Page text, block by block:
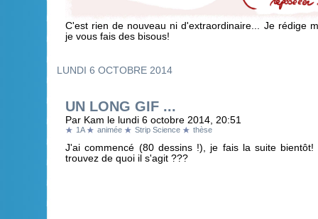
C'est rien de nouveau ni d'extraordinaire... Je rédige
je vous fais des bisous!
LUNDI 6 OCTOBRE 2014
UN LONG GIF ...
Par Kam le lundi 6 octobre 2014, 20:51
1A animée Strip Science thèse
J'ai commencé (80 dessins !), je fais la suite bientôt!
trouvez de quoi il s'agit ???